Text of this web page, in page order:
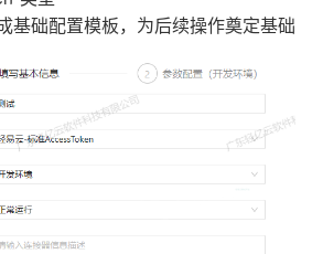
基础配置模板，为后续操作奠定基础